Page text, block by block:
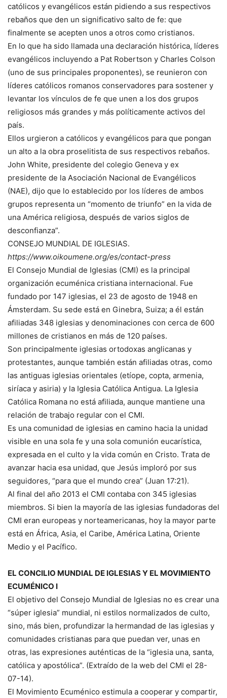
católicos y evangélicos están pidiendo a sus respectivos
rebaños que den un significativo salto de fe: que
finalmente se acepten unos a otros como cristianos.
En lo que ha sido llamada una declaración histórica, líderes
evangélicos incluyendo a Pat Robertson y Charles Colson
(uno de sus principales proponentes), se reunieron con
líderes católicos romanos conservadores para sostener y
levantar los vínculos de fe que unen a los dos grupos
religiosos más grandes y más políticamente activos del
país.
Ellos urgieron a católicos y evangélicos para que pongan
un alto a la obra proselitista de sus respectivos rebaños.
John White, presidente del colegio Geneva y ex
presidente de la Asociación Nacional de Evangélicos
(NAE), dijo que lo establecido por los líderes de ambos
grupos representa un “momento de triunfo” en la vida de
una América religiosa, después de varios siglos de
desconfianza”.
CONSEJO MUNDIAL DE IGLESIAS.
https://www.oikoumene.org/es/contact-press
El Consejo Mundial de Iglesias (CMI) es la principal
organización ecuménica cristiana internacional. Fue
fundado por 147 iglesias, el 23 de agosto de 1948 en
Ámsterdam. Su sede está en Ginebra, Suiza; a él están
afiliadas 348 iglesias y denominaciones con cerca de 600
millones de cristianos en más de 120 países.
Son principalmente iglesias ortodoxas anglicanas y
protestantes, aunque también están afiliadas otras, como
las antiguas iglesias orientales (etíope, copta, armenia,
siríaca y asiria) y la Iglesia Católica Antigua. La Iglesia
Católica Romana no está afiliada, aunque mantiene una
relación de trabajo regular con el CMI.
Es una comunidad de iglesias en camino hacia la unidad
visible en una sola fe y una sola comunión eucarística,
expresada en el culto y la vida común en Cristo. Trata de
avanzar hacia esa unidad, que Jesús imploró por sus
seguidores, “para que el mundo crea” (Juan 17:21).
Al final del año 2013 el CMI contaba con 345 iglesias
miembros. Si bien la mayoría de las iglesias fundadoras del
CMI eran europeas y norteamericanas, hoy la mayor parte
está en África, Asia, el Caribe, América Latina, Oriente
Medio y el Pacífico.
EL CONCILIO MUNDIAL DE IGLESIAS Y EL MOVIMIENTO
ECUMÉNICO I
El objetivo del Consejo Mundial de Iglesias no es crear una
“súper iglesia” mundial, ni estilos normalizados de culto,
sino, más bien, profundizar la hermandad de las iglesias y
comunidades cristianas para que puedan ver, unas en
otras, las expresiones auténticas de la “iglesia una, santa,
católica y apostólica”. (Extraído de la web del CMI el 28-
07-14).
El Movimiento Ecuménico estimula a cooperar y compartir,